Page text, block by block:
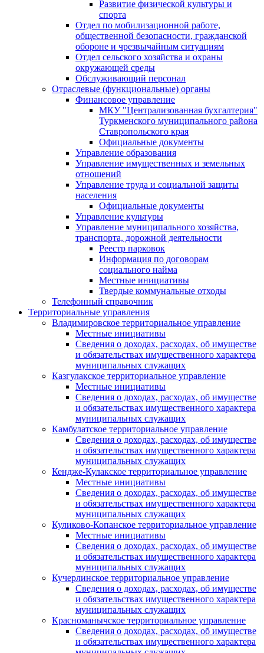
Развитие физической культуры и
спорта
Отдел по мобилизационной работе,
общественной безопасности, гражданской
оборонe и чрезвычайным ситуациям
Отдел сельского хозяйства и охраны
окружающей среды
Обслуживающий персонал
Отраслевые (функциональные) органы
Финансовое управление
МКУ "Централизованная бухгалтерия"
Туркменского муниципального района
Ставропольского края
Официальные документы
Управление образования
Управление имущественных и земельных
отношений
Управление труда и социальной защиты
населения
Официальные документы
Управление культуры
Управление муниципального хозяйства,
транспорта, дорожной деятельности
Реестр парковок
Информация по договорам
социального найма
Местные инициативы
Твердые коммунальные отходы
Телефонный справочник
Территориальные управления
Владимировское территориальное управление
Местные инициативы
Сведения о доходах, расходах, об имуществе
и обязательствах имущественного характера
муниципальных служащих
Казгулакское территориальное управление
Местные инициативы
Сведения о доходах, расходах, об имуществе
и обязательствах имущественного характера
муниципальных служащих
Камбулатское территориальное управление
Сведения о доходах, расходах, об имуществе
и обязательствах имущественного характера
муниципальных служащих
Кендже-Кулакское территориальное управление
Местные инициативы
Сведения о доходах, расходах, об имуществе
и обязательствах имущественного характера
муниципальных служащих
Куликово-Копанское территориальное управление
Местные инициативы
Сведения о доходах, расходах, об имуществе
и обязательствах имущественного характера
муниципальных служащих
Кучерлинское территориальное управление
Сведения о доходах, расходах, об имуществе
и обязательствах имущественного характера
муниципальных служащих
Красноманычское территориальное управление
Сведения о доходах, расходах, об имуществе
и обязательствах имущественного характера